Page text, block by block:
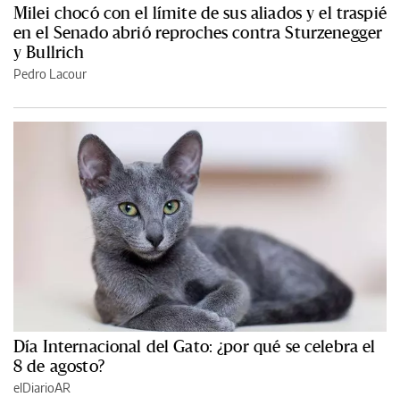
Milei chocó con el límite de sus aliados y el traspié
en el Senado abrió reproches contra Sturzenegger
y Bullrich
Pedro Lacour
Día Internacional del Gato: ¿por qué se celebra el
8 de agosto?
elDiarioAR